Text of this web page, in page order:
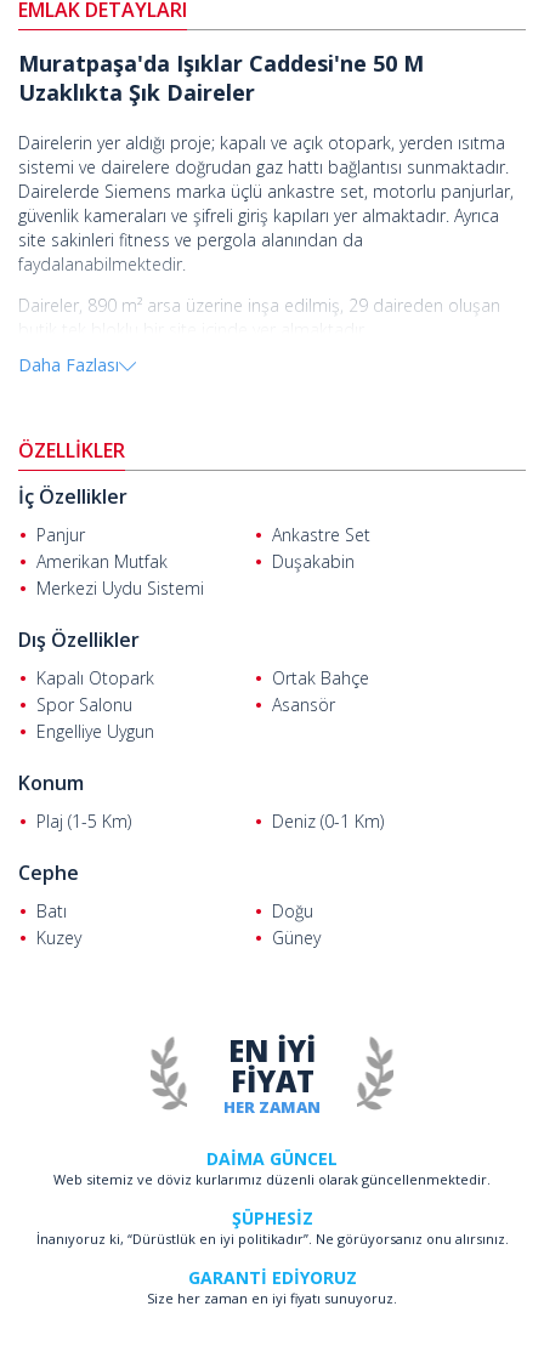
EMLAK DETAYLARI
Muratpaşa'da Işıklar Caddesi'ne 50 M
Uzaklıkta Şık Daireler
Dairelerin yer aldığı proje; kapalı ve açık otopark, yerden ısıtma
sistemi ve dairelere doğrudan gaz hattı bağlantısı sunmaktadır.
Dairelerde Siemens marka üçlü ankastre set, motorlu panjurlar,
güvenlik kameraları ve şifreli giriş kapıları yer almaktadır. Ayrıca
site sakinleri fitness ve pergola alanından da
faydalanabilmektedir.
Daireler, 890 m² arsa üzerine inşa edilmiş, 29 daireden oluşan
Proje, Antalya'nın en merkezi ve prestijli bölgelerinden biri olan
olan proje, hem konforlu bir yaşam tarzı hem de güçlü bir yatırım
potansiyeli sunmaktadır.
Antalya'da satılık daireler
km, en yakın alışveriş merkezine 3 km, Kaleiçi Marina'ya 1,5 km,
Falez Park 2'ye 900 m, Kaleiçi'ye 750 m, nostaljik tramvay ve
otobüs durağına 60 m ve Işıklar Caddesi'ne sadece 50 m
Daha Fazlası
ÖZELLİKLER
İç Özellikler
Panjur
Ankastre Set
Amerikan Mutfak
Duşakabin
Merkezi Uydu Sistemi
Dış Özellikler
Kapalı Otopark
Ortak Bahçe
Spor Salonu
Asansör
Engelliye Uygun
Konum
Plaj (1-5 Km) Deniz (0-1 Km)
Cephe
Batı
Doğu
Kuzey
Güney
HER ZAMAN
EN İYİ
FİYAT
DAİMA GÜNCEL
Web sitemiz ve döviz kurlarımız düzenli olarak güncellenmektedir.
ŞÜPHESİZ
İnanıyoruz ki, “Dürüstlük en iyi politikadır”. Ne görüyorsanız onu alırsınız.
GARANTİ EDİYORUZ
Size her zaman en iyi fiyatı sunuyoruz.